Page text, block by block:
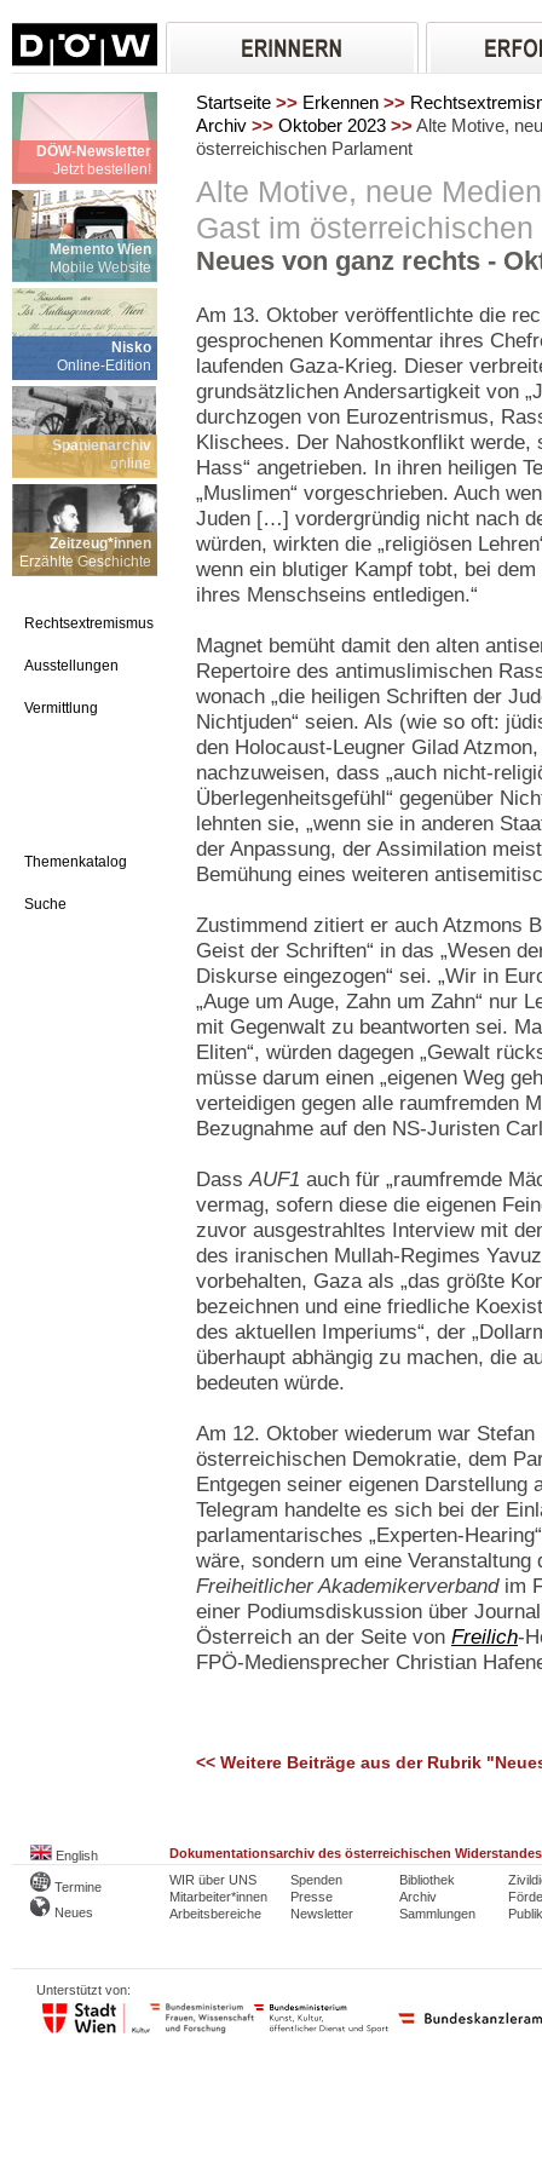
DÖW-Newsletter
Jetzt bestellen!
Memento Wien
Mobile Website
Nisko
Online-Edition
Spanienarchiv
online
Zeitzeug*innen
Erzählte Geschichte
Rechtsextremismus
Ausstellungen
Vermittlung
Themenkatalog
Suche
Startseite >> Erkennen >>
Archiv >> Oktober 2023 >>Alte Motive,
österreichischen Parlament
Alte Motive, neue
Gast im
Neues von ganz rechts -
Am 13. Oktober veröffentlichte die
gesprochenen Kommentar ihres
laufenden Gaza-Krieg. Dieser
grundsätzlichen Andersartigkeit von
durchzogen von Eurozentrismus,
Klischees. Der Nahostkonflikt werde,
Hass“ angetrieben. In ihren heiligen
„Muslimen“ vorgeschrieben. Auch
Juden […] vordergründig nicht nach
würden, wirkten die „religiösen
wenn ein blutiger Kampf tobt, bei
ihres Menschseins entledigen.“
Magnet bemüht damit den alten
Repertoire des antimuslimischen
wonach „die heiligen Schriften der
Nichtjuden“ seien. Als (wie so oft:
den Holocaust-Leugner Gilad
nachzuweisen, dass „auch nicht-
Überlegenheitsgefühl“ gegenüber
lehnten sie, „wenn sie in anderen
der Anpassung, der Assimilation
Bemühung eines weiteren
Zustimmend zitiert er auch Atzmons
Geist der Schriften“ in das „Wesen
Diskurse eingezogen“ sei. „Wir in
„Auge um Auge, Zahn um Zahn“ nur
mit Gegenwalt zu beantworten sei.
Eliten“, würden dagegen „Gewalt
müsse darum einen „eigenen Weg
verteidigen gegen alle raumfremden
Bezugnahme auf den NS-Juristen
DassAUF1 auch für „raumfremde
vermag, sofern diese die eigenen
zuvor ausgestrahltes Interview mit
des iranischen Mullah-Regimes
vorbehalten, Gaza als „das größte
bezeichnen und eine friedliche
des aktuellen Imperiums“, der
überhaupt abhängig zu machen, die
bedeuten würde.
Am 12. Oktober wiederum war
österreichischen Demokratie, dem
Entgegen seiner eigenen Darstellung
Telegram handelte es sich bei der
parlamentarisches „Experten-
wäre, sondern um eine Veranstaltung
Freiheitlicher Akademikerverbandim
einer Podiumsdiskussion über
Österreich an der Seite von Freilich-
FPÖ-Mediensprecher Christian
<< Weitere Beiträge aus der Rubrik
English Dokumentationsarchiv des österreichischen Widerstandes
Termine
Neues
WIR über UNS
Mitarbeiter*innen
Arbeitsbereiche
Spenden
Presse
Newsletter
Bibliothek
Archiv
Sammlungen
Unterstützt von: